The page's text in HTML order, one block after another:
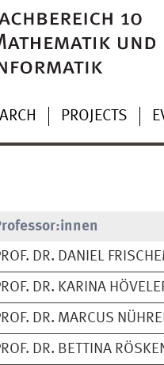
PROJECTS
DR. DANIEL
DR. KARINA
DR. MARCUS
DR. BETTINA